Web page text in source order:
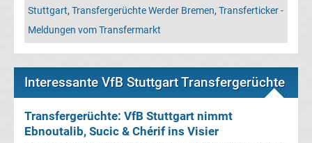
Transfergerüchte
München
Transfergerüchte
Stuttgart, Transfergerüchte Werder Bremen, Transferticker -
Meldungen vom Transfermarkt
Interessante VfB Stuttgart Transfergerüchte
Transfergerüchte: VfB Stuttgart nimmt
Ebnoutalib, Sucic & Chérif ins Visier